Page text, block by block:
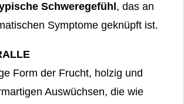
Schweregefühl , das an
Symptome geknüpft ist.
Form der Frucht, holzig und
Auswüchsen, die wie